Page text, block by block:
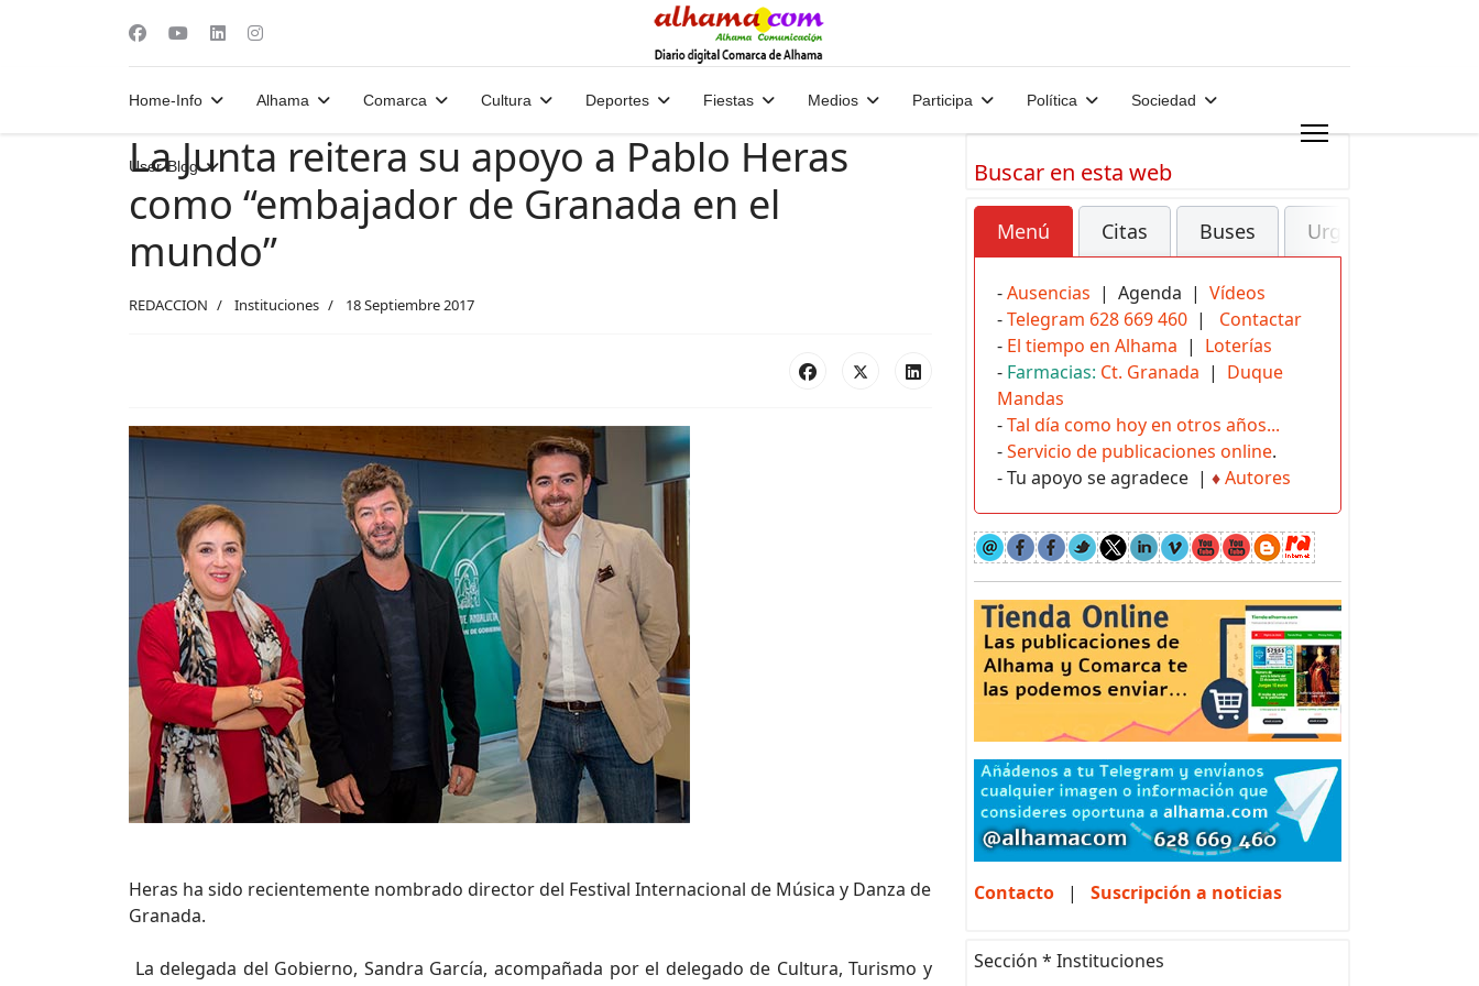
Home-Info Alhama Comarca Cultura Deportes Fiestas Medios Participa Política Sociedad
User-Blog
La Junta reitera su apoyo a Pablo Heras
como “embajador de Granada en el
mundo”
REDACCION Instituciones 18 Septiembre 2017
Heras ha sido recientemente nombrado director del Festival Internacional de Música y Danza de
Granada.
La delegada del Gobierno, Sandra García, acompañada por el delegado de Cultura, Turismo y
Buscar en esta web
Menú Citas Buses Urgencias
-Ausencias | Agenda | Vídeos
-Telegram 628 669 460 | Contactar
- El tiempo en Alhama | Loterías
- Farmacias: Ct. Granada | Duque
Mandas
-Tal día como hoy en otros años...
-Servicio de publicaciones online.
- Tu apoyo se agradece | ♦Autores
Contacto | Suscripción a noticias
Sección * Instituciones